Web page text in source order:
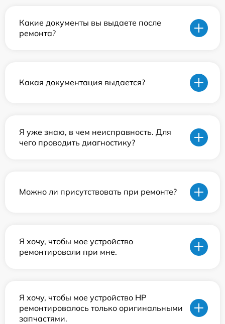
Какие документы вы выдаете после
ремонта?
Какая документация выдается?
Я уже знаю, в чем неисправность. Для
чего проводить диагностику?
Можно ли присутствовать при ремонте?
Я хочу, чтобы мое устройство
ремонтировали при мне.
Я хочу, чтобы мое устройство HP
ремонтировалось только оригинальными
запчастями.